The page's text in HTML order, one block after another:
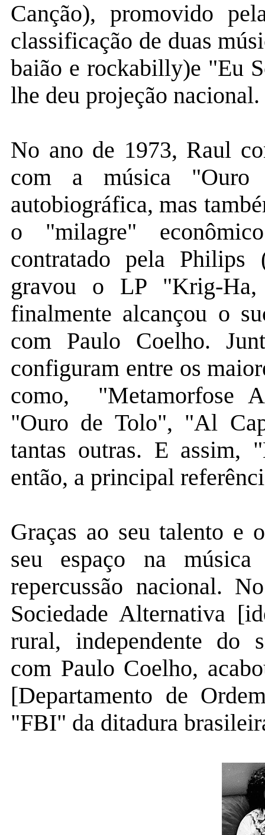
Canção), promovido
classificação de duas
baião e rockabilly)e "Eu
lhe deu projeção nacional.
No ano de 1973, Raul
com a música
autobiográfica, mas
o "milagre"
contratado pela Philips
gravou o LP "Krig-
finalmente alcançou o
com Paulo Coelho.
configuram entre os
como, "Metamorfose
"Ouro de Tolo", "Al
tantas outras. E assim,
então, a principal
Graças ao seu talento e
seu espaço na
repercussão nacional.
Sociedade Alternativa
rural, independente do
com Paulo Coelho,
[Departamento de
"FBI" da ditadura